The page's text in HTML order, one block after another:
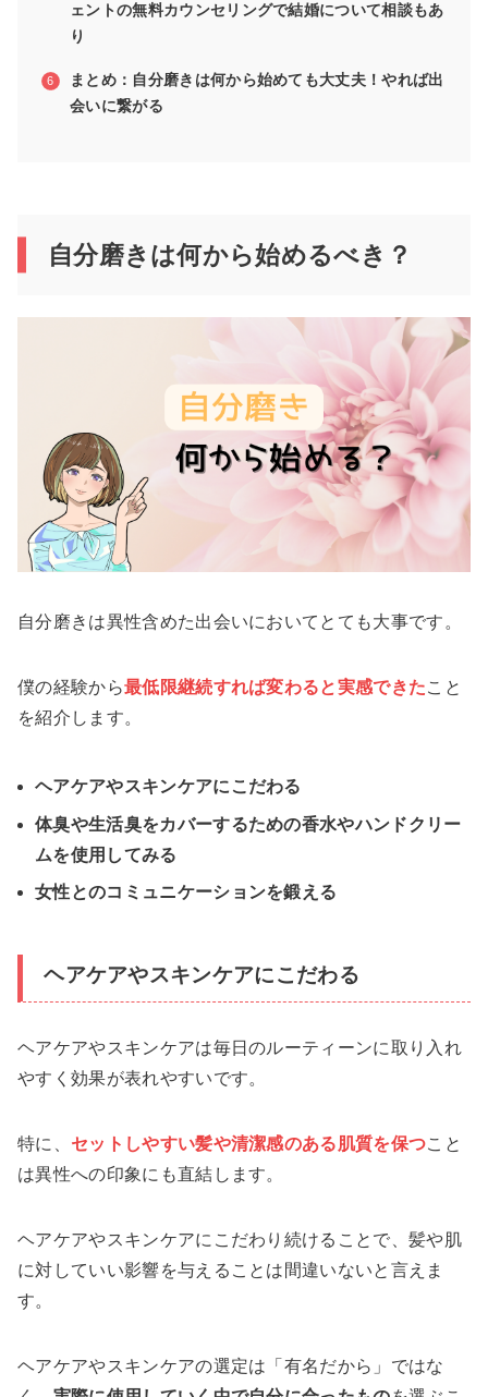
ェントの無料カウンセリングで結婚について相談もあ
り
まとめ：自分磨きは何から始めても大丈夫！やれば出
会いに繋がる
自分磨きは何から始めるべき？
自分磨きは異性含めた出会いにおいてとても大事です。
僕の経験から最低限継続すれば変わると実感できたこと
を紹介します。
ヘアケアやスキンケアにこだわる
体臭や生活臭をカバーするための香水やハンドクリー
ムを使用してみる
女性とのコミュニケーションを鍛える
ヘアケアやスキンケアにこだわる
ヘアケアやスキンケアは毎日のルーティーンに取り入れ
やすく効果が表れやすいです。
特に、 セットしやすい髪や清潔感のある肌質を保つこと
は異性への印象にも直結します。
ヘアケアやスキンケアにこだわり続けることで、髪や肌
に対していい影響を与えることは間違いないと言えま
す。
ヘアケアやスキンケアの選定は「有名だから」ではな